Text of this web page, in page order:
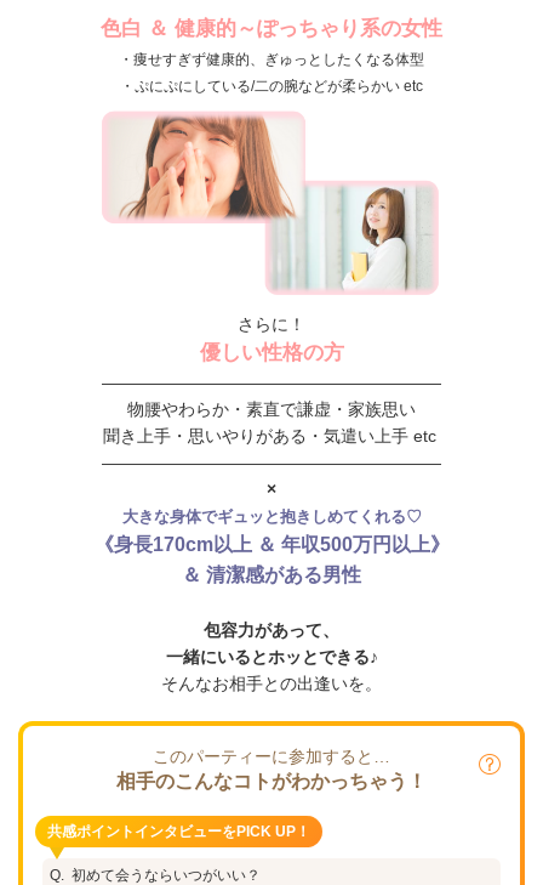
色白 ＆ 健康的～ぽっちゃり系の女性
・痩せすぎず健康的、ぎゅっとしたくなる体型
・ぷにぷにしている/二の腕などが柔らかい etc
さらに！
優しい性格の方
――――――――――――――――――――
物腰やわらか・素直で謙虚・家族思い
聞き上手・思いやりがある・気遣い上手 etc
――――――――――――――――――――
×
大きな身体でギュッと抱きしめてくれる♡
《身長170cm以上 ＆ 年収500万円以上》
＆ 清潔感がある男性
包容力があって、
一緒にいるとホッとできる♪
そんなお相手との出逢いを。
このパーティーに参加すると…
相手のこんなコトがわかっちゃう！
共感ポイントインタビューをPICK UP！
初めて会うならいつがいい？